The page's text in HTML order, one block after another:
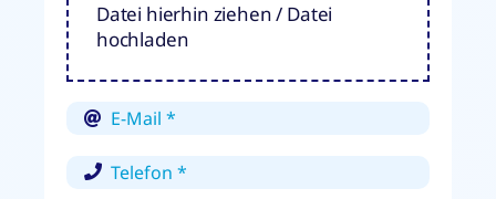
Datei hierhin ziehen / Datei
hochladen